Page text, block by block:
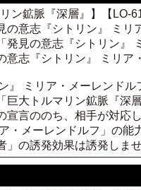
ン鉱脈『深層』】【LO-
の意志『シトリン』 ミ
発見の意志『シトリン』
意志『シトリン』 ミリ
』 ミリア・メーレンド
巨大トルマリン鉱脈『深
宣言ののち、相手が対応
・メーレンドルフ」の
」の誘発効果は誘発しま